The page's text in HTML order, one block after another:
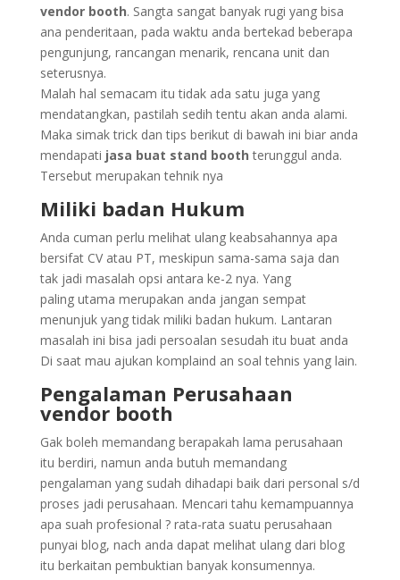
vendor booth. Sangta sangat banyak rugi yang bisa
ana penderitaan, pada waktu anda bertekad beberapa
pengunjung, rancangan menarik, rencana unit dan
seterusnya.
Malah hal semacam itu tidak ada satu juga yang
mendatangkan, pastilah sedih tentu akan anda alami.
Maka simak trick dan tips berikut di bawah ini biar anda
mendapati jasa buat stand booth terunggul anda.
Tersebut merupakan tehnik nya
Miliki badan Hukum
Anda cuman perlu melihat ulang keabsahannya apa
bersifat CV atau PT, meskipun sama-sama saja dan
tak jadi masalah opsi antara ke-2 nya. Yang
paling utama merupakan anda jangan sempat
menunjuk yang tidak miliki badan hukum. Lantaran
masalah ini bisa jadi persoalan sesudah itu buat anda
Di saat mau ajukan komplaind an soal tehnis yang lain.
Pengalaman Perusahaan
vendor booth
Gak boleh memandang berapakah lama perusahaan
itu berdiri, namun anda butuh memandang
pengalaman yang sudah dihadapi baik dari personal s/d
proses jadi perusahaan. Mencari tahu kemampuannya
apa suah profesional ? rata-rata suatu perusahaan
punyai blog, nach anda dapat melihat ulang dari blog
itu berkaitan pembuktian banyak konsumennya.